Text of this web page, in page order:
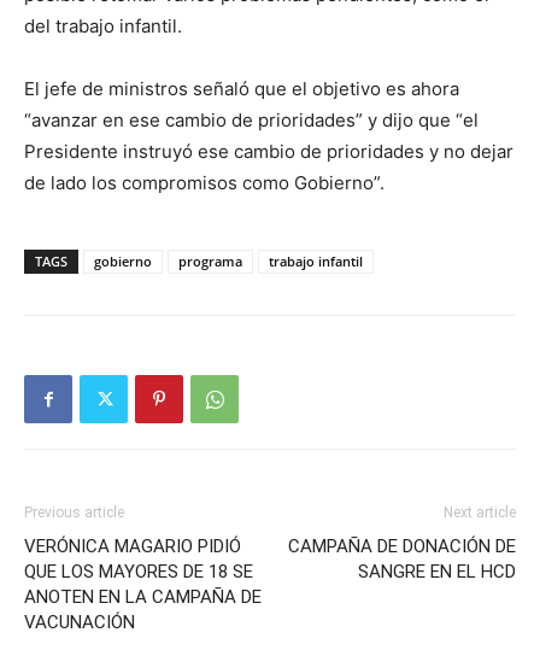
del trabajo infantil.
El jefe de ministros señaló que el objetivo es ahora
“avanzar en ese cambio de prioridades” y dijo que “el
Presidente instruyó ese cambio de prioridades y no dejar
de lado los compromisos como Gobierno”.
TAGS gobierno programa trabajo infantil
Previous article
VERÓNICA MAGARIO PIDIÓ
QUE LOS MAYORES DE 18 SE
ANOTEN EN LA CAMPAÑA DE
VACUNACIÓN
Next article
CAMPAÑA DE DONACIÓN DE
SANGRE EN EL HCD